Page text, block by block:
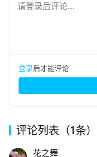
请登录后评论...
登录后才能评论
评论列表（1条）
花之舞